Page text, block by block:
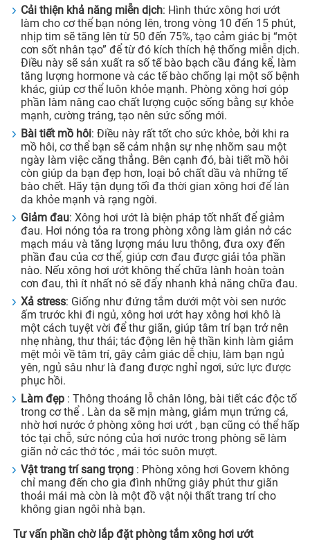
Cải thiện khả năng miễn dịch: Hình thức xông hơi ướt
làm cho cơ thể bạn nóng lên, trong vòng 10 đến 15 phút,
nhịp tim sẽ tăng lên từ 50 đến 75%, tạo cảm giác bị “một
cơn sốt nhân tạo” để từ đó kích thích hệ thống miễn dịch.
Điều này sẽ sản xuất ra số tế bào bạch cầu đáng kể, làm
tăng lượng hormone và các tế bào chống lại một số bệnh
khác, giúp cơ thể luôn khỏe mạnh. Phòng xông hơi góp
phần làm nâng cao chất lượng cuộc sống bằng sự khỏe
mạnh, cường tráng, tạo nên sức sống mới.
Bài tiết mồ hôi: Điều này rất tốt cho sức khỏe, bởi khi ra
mồ hôi, cơ thể bạn sẽ cảm nhận sự nhẹ nhõm sau một
ngày làm việc căng thẳng. Bên cạnh đó, bài tiết mồ hôi
còn giúp da bạn đẹp hơn, loại bỏ chất dầu và những tế
bào chết. Hãy tận dụng tối đa thời gian xông hơi để làn
da khỏe mạnh và rạng ngời.
Giảm đau: Xông hơi ướt là biện pháp tốt nhất để giảm
đau. Hơi nóng tỏa ra trong phòng xông làm giản nở các
mạch máu và tăng lượng máu lưu thông, đưa oxy đến
phần đau của cơ thể, giúp cơn đau được giải tỏa phần
nào. Nếu xông hơi ướt không thể chữa lành hoàn toàn
cơn đau, thì ít nhất nó sẽ đẩy nhanh khả năng chữa đau.
Xả stress: Giống như đứng tắm dưới một vòi sen nước
ấm trước khi đi ngủ, xông hơi ướt hay xông hơi khô là
một cách tuyệt vời để thư giãn, giúp tâm trí bạn trở nên
nhẹ nhàng, thư thái; tác động lên hệ thần kinh làm giảm
mệt mỏi về tâm trí, gây cảm giác dễ chịu, làm bạn ngủ
yên, ngủ sâu như là đang được nghỉ ngơi, sức lực được
phục hồi.
Làm đẹp : Thông thoáng lỗ chân lông, bài tiết các độc tố
trong cơ thể . Làn da sẽ mịn màng, giảm mụn trứng cá,
nhờ hơi nước ở phòng xông hơi ướt , bạn cũng có thể hấp
tóc tại chỗ, sức nóng của hơi nước trong phòng sẽ làm
giãn nở các thớ tóc , mái tóc suôn mượt.
Vật trang trí sang trọng : Phòng xông hơi Govern không
chỉ mang đến cho gia đình những giây phút thư giãn
thoải mái mà còn là một đồ vật nội thất trang trí cho
không gian ngôi nhà bạn.
Tư vấn phần chờ lắp đặt phòng tắm xông hơi ướt